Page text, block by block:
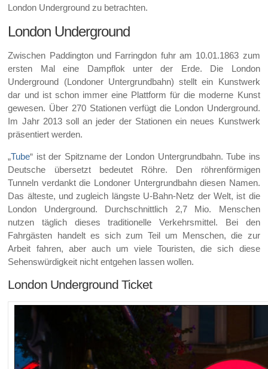
London Underground zu betrachten.
London Underground
Zwischen Paddington und Farringdon fuhr am 10.01.1863 zum
ersten Mal eine Dampflok unter der Erde. Die London
Underground (Londoner Untergrundbahn) stellt ein Kunstwerk
dar und ist schon immer eine Plattform für die moderne Kunst
gewesen. Über 270 Stationen verfügt die London Underground.
Im Jahr 2013 soll an jeder der Stationen ein neues Kunstwerk
präsentiert werden.
„Tube“ ist der Spitzname der London Untergrundbahn. Tube ins
Deutsche übersetzt bedeutet Röhre. Den röhrenförmigen
Tunneln verdankt die Londoner Untergrundbahn diesen Namen.
Das älteste, und zugleich längste U-Bahn-Netz der Welt, ist die
London Underground. Durchschnittlich 2,7 Mio. Menschen
nutzen täglich dieses traditionelle Verkehrsmittel. Bei den
Fahrgästen handelt es sich zum Teil um Menschen, die zur
Arbeit fahren, aber auch um viele Touristen, die sich diese
Sehenswürdigkeit nicht entgehen lassen wollen.
London Underground Ticket